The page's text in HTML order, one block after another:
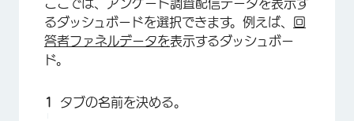
ここでは、アンケート調査配信データを表示す
るダッシュボードを選択できます。例えば、
回
答者ファネルデータを表示するダッシュボー
ド。
タブの名前を決める。